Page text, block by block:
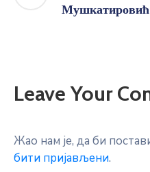
Leave Your
Жао нам је, да би
бити пријављени.